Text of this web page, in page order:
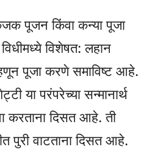
पूजन किंवा कन्या पूजा
विशेषत: लहान
पूजा करणे समाविष्ट आहे.
या परंपरेच्या सन्मानार्थ
करताना दिसत आहे. ती
पुरी वाटताना दिसत आहे.